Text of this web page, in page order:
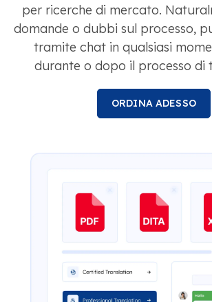
per ricerche di mercato.
domande o dubbi sul processo,
tramite chat in qualsiasi
durante o dopo il processo di
ORDINA ADESSO